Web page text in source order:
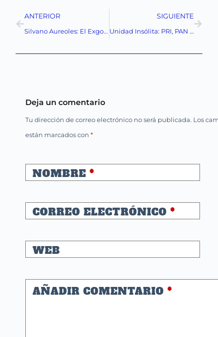
ANTERIOR
Silvano Aureoles: El Exgobernador Bajo la Mirada de la Justicia – ¿Qué Hay Detrás de las Acusaciones?
SIGUIENTE
Unidad Insólita: PRI, PAN y MC Respaldan a Sheinbaum Frente a la Amenaza de Aranceles de Trump»
Deja un comentario
Tu dirección de correo electrónico no será publicada. Los
están marcados con*
NOMBRE *
CORREO ELECTRÓNICO *
WEB
AÑADIR COMENTARIO *